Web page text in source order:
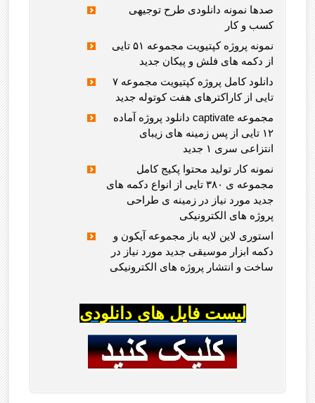
صدها نمونه دانلودی طرح توجیهی
کسب و کار
نمونه پروژه کپتیویت مجموعه ۵۱ تایی
از دکمه های فلش و پیکان جدید
دانلود کامل پروژه کپتیویت مجموعه ۷
تایی از کاراکترهای هفت کوتوله جدید
دانلود پروژه آماده captivate مجموعه
۱۲ تایی از پس زمینه های زیبای
انتزاعی سری ۱ جدید
نمونه کار تولید محتوا پکیج کامل
مجموعه ی ۳۸۰ تایی از انواع دکمه های
جدید مورد نیاز در زمینه ی طراحی
پروژه های الکترونیکی
استوری لاین لایه باز مجموعه آیکون و
دکمه ابزار موسیقی جدید مورد نیاز در
ساخت و انتشار پروژه های الکترونیکی
لیست فایل های دانلودی